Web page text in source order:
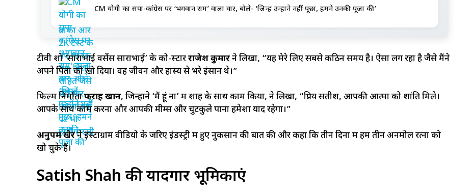
CM योगी का सपा-कांग्रेस पर ‘भगवान राम’ वाला वार, बोले- ‘जिन्हें उन्होंने नहीं पूछा, हमने उनकी पूजा की’
टीवी शो ‘साराभाई वर्सेस साराभाई’ के को-स्टारराजेश कुमारने लिखा, “यह मेरे लिए सबसे कठिन समय है। ऐसा लग रहा है जैसे मैंने
अपने पिता को खो दिया। वह जीवन और हास्य से भरे इंसान थे।”
फिल्म निर्माताफराह खान, जिन्होंने ‘मैं हूं ना’ में शाह के साथ काम किया, ने लिखा, “प्रिय सतीश, आपकी आत्मा को शांति मिले।
आपके साथ काम करना और आपकी मीम्स और चुटकुले पाना हमेशा याद रहेगा।”
अनुपम खेरने इंस्टाग्राम वीडियो के जरिए इंडस्ट्री में हुए नुकसान की बात की और कहा कि तीन दिनों में हम तीन अनमोल रत्नों को
खो चुके हैं।
Satish Shah की यादगार भूमिकाएं